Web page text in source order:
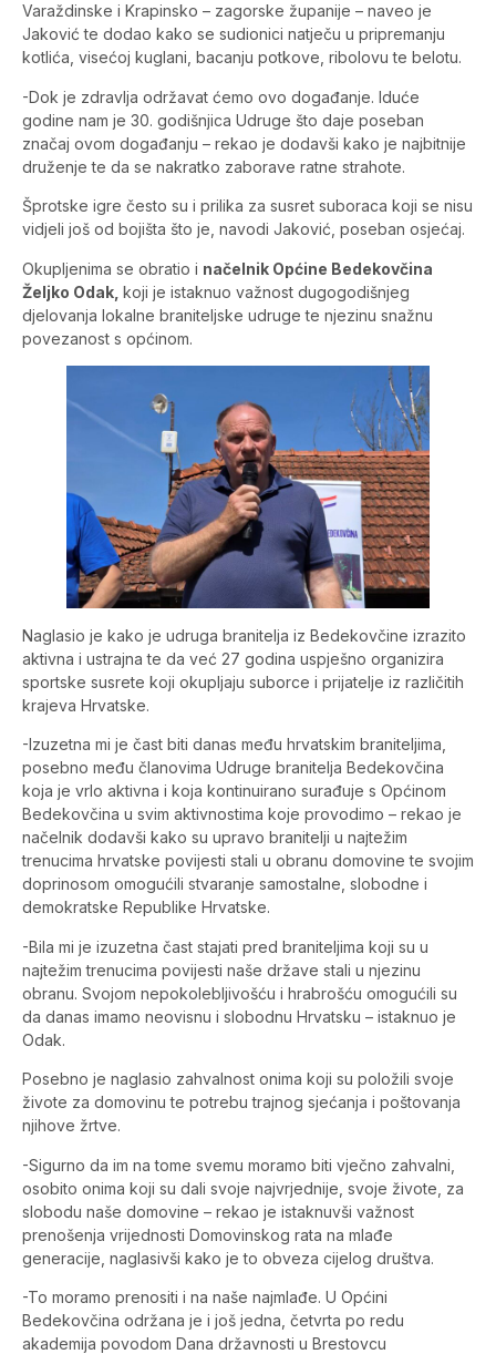
Varaždinske i Krapinsko – zagorske županije – naveo je
Jaković te dodao kako se sudionici natječu u pripremanju
kotlića, visećoj kuglani, bacanju potkove, ribolovu te belotu.
-Dok je zdravlja održavat ćemo ovo događanje. Iduće
godine nam je 30. godišnjica Udruge što daje poseban
značaj ovom događanju – rekao je dodavši kako je najbitnije
druženje te da se nakratko zaborave ratne strahote.
Šprotske igre često su i prilika za susret suboraca koji se nisu
vidjeli još od bojišta što je, navodi Jaković, poseban osjećaj.
Okupljenima se obratio i načelnik Općine Bedekovčina
Željko Odak, koji je istaknuo važnost dugogodišnjeg
djelovanja lokalne braniteljske udruge te njezinu snažnu
povezanost s općinom.
Naglasio je kako je udruga branitelja iz Bedekovčine izrazito
aktivna i ustrajna te da već 27 godina uspješno organizira
sportske susrete koji okupljaju suborce i prijatelje iz različitih
krajeva Hrvatske.
-Izuzetna mi je čast biti danas među hrvatskim braniteljima,
posebno među članovima Udruge branitelja Bedekovčina
koja je vrlo aktivna i koja kontinuirano surađuje s Općinom
Bedekovčina u svim aktivnostima koje provodimo – rekao je
načelnik dodavši kako su upravo branitelji u najtežim
trenucima hrvatske povijesti stali u obranu domovine te svojim
doprinosom omogućili stvaranje samostalne, slobodne i
demokratske Republike Hrvatske.
-Bila mi je izuzetna čast stajati pred braniteljima koji su u
najtežim trenucima povijesti naše države stali u njezinu
obranu. Svojom nepokolebljivošću i hrabrošću omogućili su
da danas imamo neovisnu i slobodnu Hrvatsku – istaknuo je
Odak.
Posebno je naglasio zahvalnost onima koji su položili svoje
živote za domovinu te potrebu trajnog sjećanja i poštovanja
njihove žrtve.
-Sigurno da im na tome svemu moramo biti vječno zahvalni,
osobito onima koji su dali svoje najvrjednije, svoje živote, za
slobodu naše domovine – rekao je istaknuvši važnost
prenošenja vrijednosti Domovinskog rata na mlađe
generacije, naglasivši kako je to obveza cijelog društva.
-To moramo prenositi i na naše najmlađe. U Općini
Bedekovčina održana je i još jedna, četvrta po redu
akademija povodom Dana državnosti u Brestovcu